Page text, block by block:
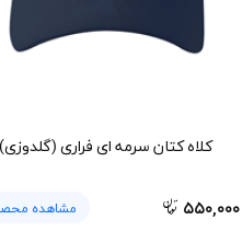
کلاه کتان سرمه ای فراری (گلدوزی)
۵۵۰,۰۰۰ مشاهده